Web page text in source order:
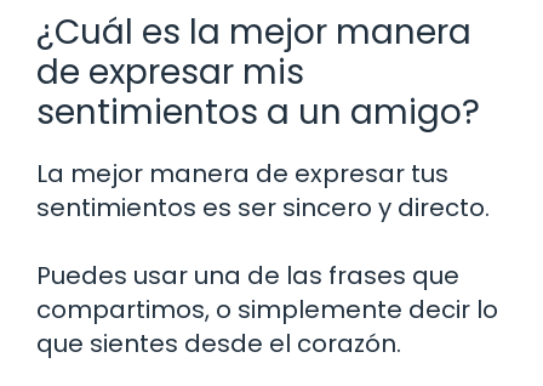
¿Cuál es la mejor manera
de expresar mis
sentimientos a un amigo?
La mejor manera de expresar tus
sentimientos es ser sincero y directo.
Puedes usar una de las frases que
compartimos, o simplemente decir lo
que sientes desde el corazón.